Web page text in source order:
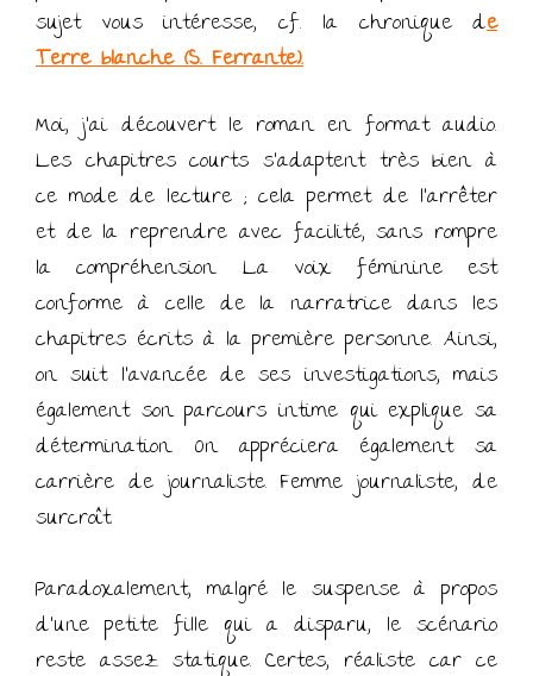
sujet vous intéresse, cf. la chronique de
Terre blanche (S. Ferrante).
Moi, j’ai découvert le roman en format audio.
Les chapitres courts s’adaptent très bien à
ce mode de lecture ; cela permet de l’arrêter
et de la reprendre avec facilité, sans rompre
la compréhension. La voix féminine est
conforme à celle de la narratrice dans les
chapitres écrits à la première personne. Ainsi,
on suit l’avancée de ses investigations, mais
également son parcours intime qui explique sa
détermination. On appréciera également sa
carrière de journaliste. Femme journaliste, de
surcroît.
Paradoxalement, malgré le suspense à propos
d’une petite fille qui a disparu, le scénario
reste assez statique. Certes, réaliste car ce